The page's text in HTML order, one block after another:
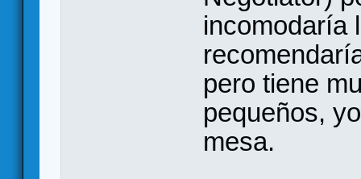
incomodaría
pero tiene
pequeños,
mesa.